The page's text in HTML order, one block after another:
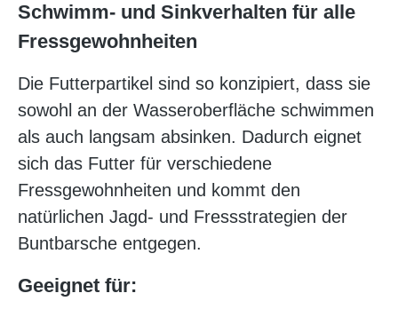
Schwimm- und Sinkverhalten für alle
Fressgewohnheiten
Die Futterpartikel sind so konzipiert, dass sie
sowohl an der Wasseroberfläche schwimmen
als auch langsam absinken. Dadurch eignet
sich das Futter für verschiedene
Fressgewohnheiten und kommt den
natürlichen Jagd- und Fressstrategien der
Buntbarsche entgegen.
Geeignet für: